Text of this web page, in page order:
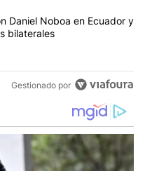
"Javier Milei se reunió con
Daniel Noboa en Ecuador y
bilaterales
Gestionado por